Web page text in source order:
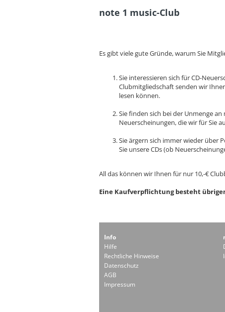
note 1 music-Club
Es gibt viele gute Gründe, warum Sie
Sie interessieren sich für CD-
Clubmitgliedschaft senden wir
lesen können.
Sie finden sich bei der Unmenge
Neuerscheinungen, die wir für Sie
Sie ärgern sich immer wieder über
Sie unsere CDs (ob
All das können wir Ihnen für nur 10,-€
Eine Kaufverpflichtung besteht
Info
Hilfe
Rechtliche Hinweise
Datenschutz
AGB
Impressum